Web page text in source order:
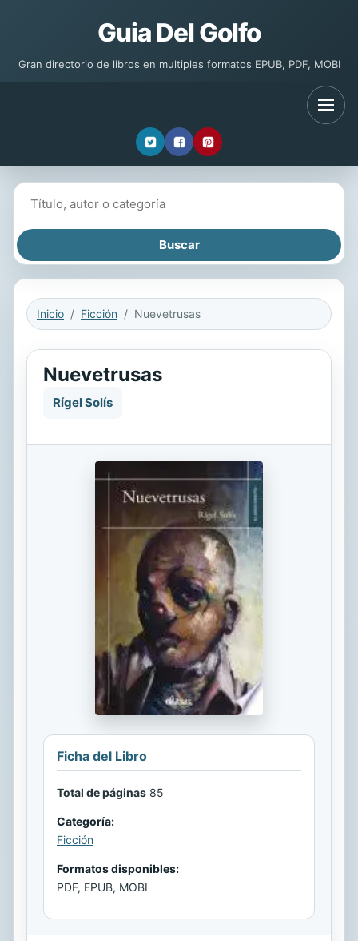
Guia Del Golfo
Gran directorio de libros en multiples formatos EPUB, PDF, MOBI
Inicio Ficción Nuevetrusas
Nuevetrusas
Rígel Solís
Ficha del Libro
Total de páginas 85
Categoría:
Ficción
Formatos disponibles:
PDF, EPUB, MOBI